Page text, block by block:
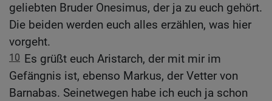
geliebten Bruder Onesimus, der ja zu euch gehört.
Die beiden werden euch alles erzählen, was hier
vorgeht.
10 Es grüßt euch Aristarch, der mit mir im
Gefängnis ist, ebenso Markus, der Vetter von
Barnabas. Seinetwegen habe ich euch ja schon